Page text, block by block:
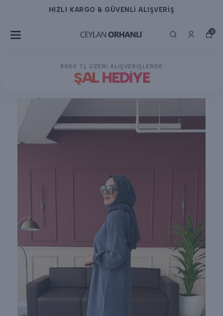
HIZLI KARGO & GÜVENLİ ALIŞVERİŞ
0
5000 TL ÜZERİ ALIŞVERİŞLERDE
ŞAL HEDİYE